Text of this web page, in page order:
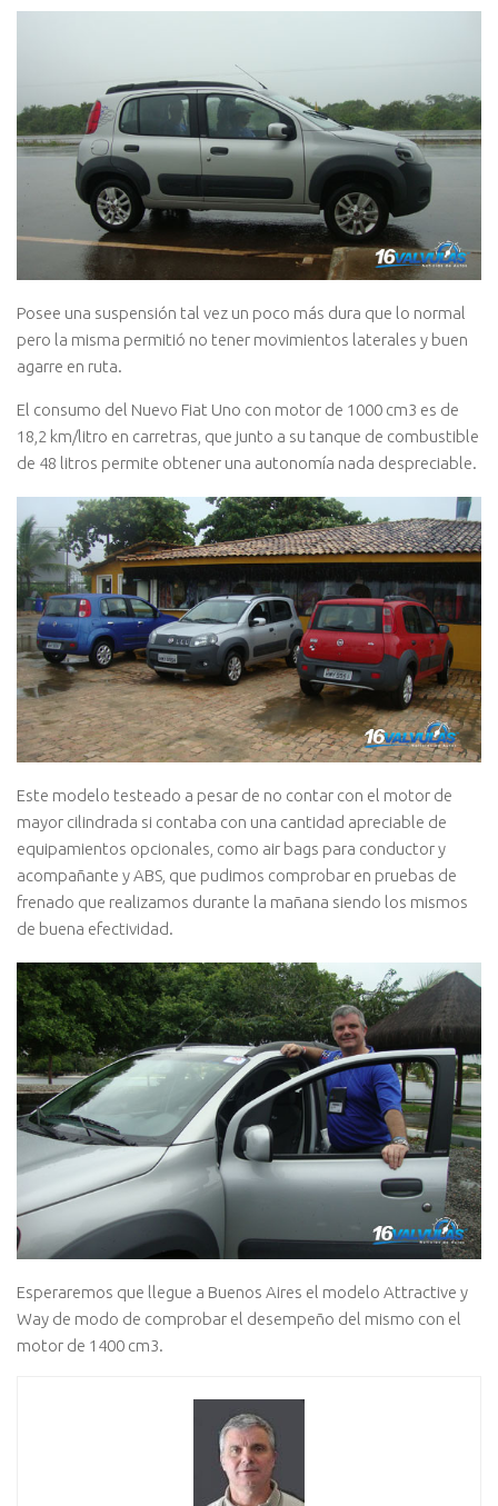
Posee una suspensión tal vez un poco más dura que lo normal
pero la misma permitió no tener movimientos laterales y buen
agarre en ruta.
El consumo del Nuevo Fiat Uno con motor de 1000 cm3 es de
18,2 km/litro en carretras, que junto a su tanque de combustible
de 48 litros permite obtener una autonomía nada despreciable.
Este modelo testeado a pesar de no contar con el motor de
mayor cilindrada si contaba con una cantidad apreciable de
equipamientos opcionales, como air bags para conductor y
acompañante y ABS, que pudimos comprobar en pruebas de
frenado que realizamos durante la mañana siendo los mismos
de buena efectividad.
Esperaremos que llegue a Buenos Aires el modelo Attractive y
Way de modo de comprobar el desempeño del mismo con el
motor de 1400 cm3.